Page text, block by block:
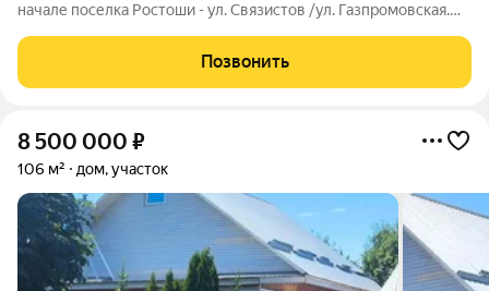
начале поселка Ростоши - ул. Связистов /ул. Газпромовская.
черта этого дома комфортная планировка, высокие потолки 3
м. , панорамные окна .
Позвонить
8 500 000 ₽
106 м² дом, участок